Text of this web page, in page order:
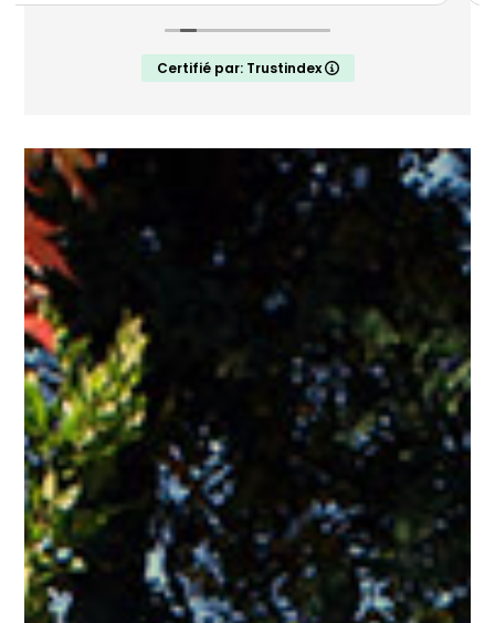
recommande vivement cette entreprise.
Certifié par: Trustindex